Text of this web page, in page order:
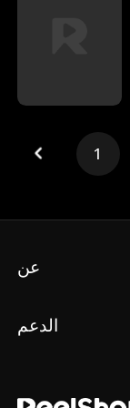
1
عن
الدعم